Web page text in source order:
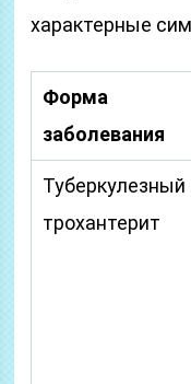
характерные
Форма
заболевания
Туберкулезный
трохантерит